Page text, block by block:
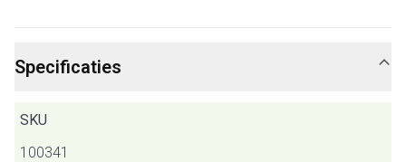
Specificaties
SKU
100341